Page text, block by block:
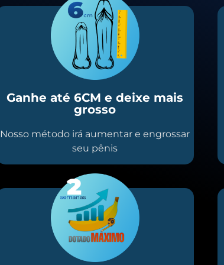
Ganhe até 6CM e deixe mais
grosso
Nosso método irá aumentar e engrossar
seu pênis